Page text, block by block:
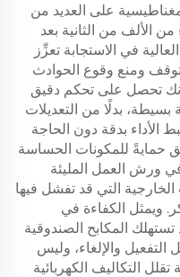
على العديد من
الألف من الثانية بعد
في الاستجابة تعزِّز
ومنع وقوع الحوادث
أنك تحصل على تحكم دقيق
بسيطة، بدلًا من التعديلات
الأداء بدقة دون الحاجة
حمايةً للمكونات الحساسة
ورش العمل المليئة
الخارجية التي قد تفشل فيها
ويمثل الكفاءة في
المكابح الصندوقية
والإلغاء، وليس
التكاليف الكهربائية